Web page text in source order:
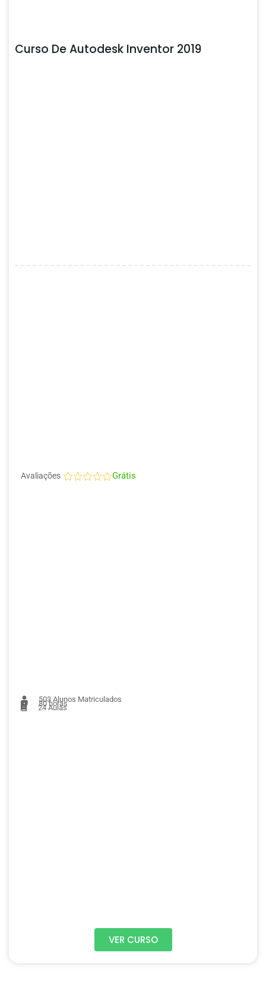
Curso De Autodesk Inventor 2019
Avaliações Grátis
503 Alunos Matriculados
80 horas
24Aulas
VER CURSO